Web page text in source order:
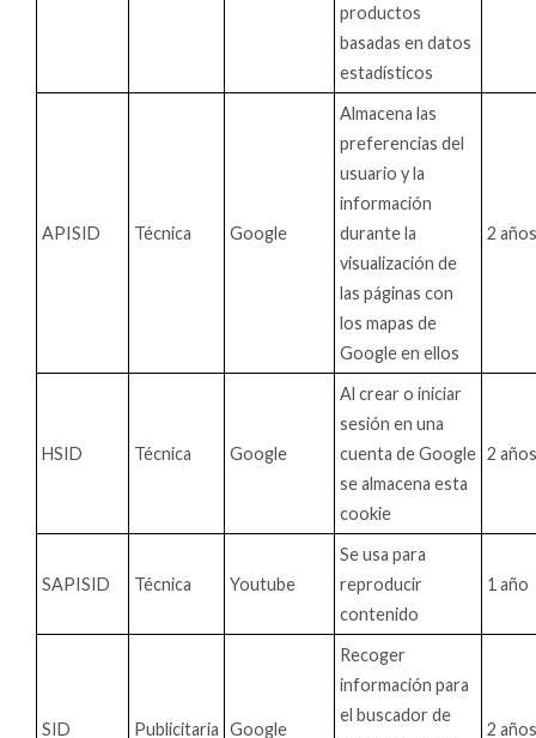
productos
basadas en datos
estadísticos
APISID Técnica Google
Almacena las
preferencias del
usuario y la
información
durante la
visualización de
las páginas con
los mapas de
Google en ellos
2 años
HSID Técnica Google
Al crear o iniciar
sesión en una
cuenta de Google
se almacena esta
cookie
2 años
SAPISID Técnica Youtube
Se usa para
reproducir
contenido
1 año
SID Publicitaria Google
Recoger
información para
el buscador de
2 años